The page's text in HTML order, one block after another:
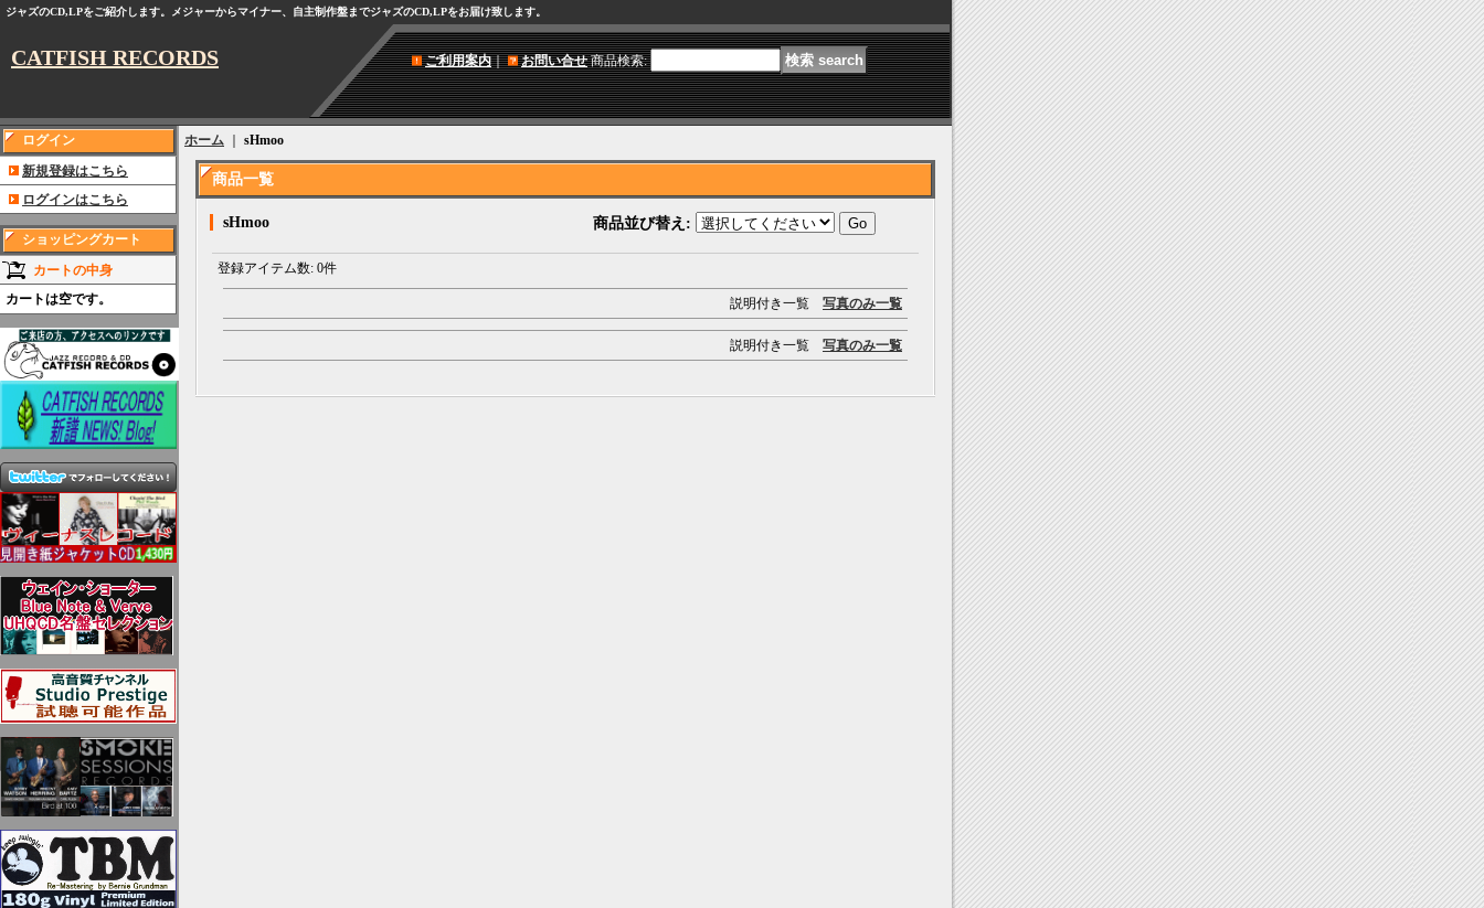
ジャズのCD,LPをご紹介します。メジャーからマイナー、自主制作盤までジャズのCD,LPをお届け致します。
CATFISH RECORDS ご利用案内｜ お問い合せ 商品検索:
ログイン
新規登録はこちら
ログインはこちら
ショッピングカート
カートの中身
カートは空です。
ホーム sHmoo
商品一覧
sHmoo 商品並び替え :
登録アイテム数: 0件
説明付き一覧 写真のみ一覧
説明付き一覧 写真のみ一覧